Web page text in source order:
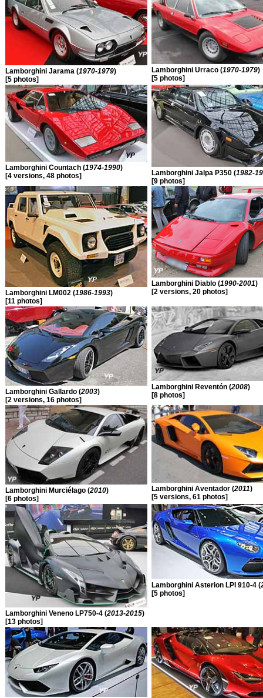
Lamborghini Jarama (1970-1979)
[5 photos]
Lamborghini Urraco (1970-1979)
[5 photos]
Lamborghini Countach (1974-1990)
[4 versions, 48 photos]
Lamborghini Jalpa P350 (1982-
[9 photos]
Lamborghini LM002 (1986-1993)
[11 photos]
Lamborghini Diablo (1990-2001)
[2 versions, 20 photos]
Lamborghini Gallardo (2003)
[2 versions, 16 photos]
Lamborghini Reventón (2008)
[8 photos]
Lamborghini Murciélago (2010)
[6 photos]
Lamborghini Aventador (2011)
[5 versions, 61 photos]
Lamborghini Veneno LP750-4 (2013-2015)
[13 photos]
Lamborghini Asterion LPI 910-4 (
[5 photos]